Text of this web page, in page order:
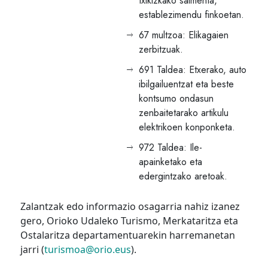
establezimendu finkoetan.
67 multzoa: Elikagaien
zerbitzuak.
691 Taldea: Etxerako, auto
ibilgailuentzat eta beste
kontsumo ondasun
zenbaitetarako artikulu
elektrikoen konponketa.
972 Taldea: Ile-
apainketako eta
edergintzako aretoak.
Zalantzak edo informazio osagarria nahiz izanez
gero, Orioko Udaleko Turismo, Merkataritza eta
Ostalaritza departamentuarekin harremanetan
jarri (turismoa@orio.eus).